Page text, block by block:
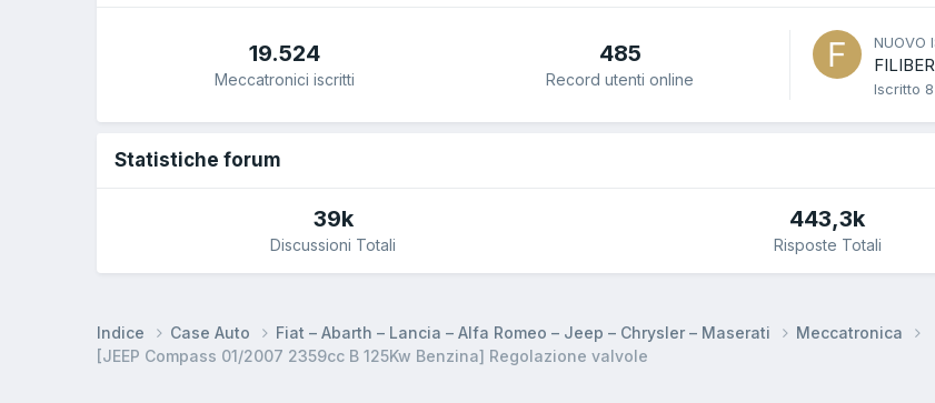
19.524
Meccatronici iscritti
485
Record utenti online
NUOVO
Iscritto
Statistiche forum
39k
Discussioni Totali
443,3k
Risposte Totali
Indice Case Auto Fiat – Abarth – Lancia – Alfa Romeo – Jeep – Chrysler – Maserati
Meccatronica
[JEEP Compass 01/2007 2359cc B 125Kw Benzina] Regolazione valvole